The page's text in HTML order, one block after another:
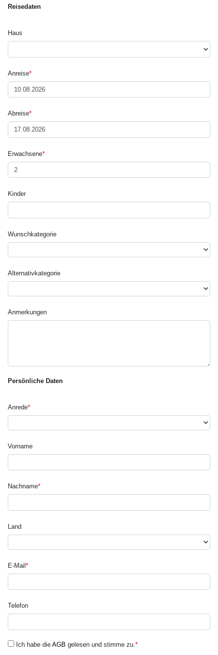
Reisedaten
Haus
Anreise*
Abreise*
Erwachsene*
Kinder
Wunsch­kategorie
Alternativ­kategorie
Anmerkungen
Persönliche Daten
Anrede*
Vorname
Nachname*
Land
E-Mail*
Telefon
Ich habe die AGB gelesen und stimme zu. *